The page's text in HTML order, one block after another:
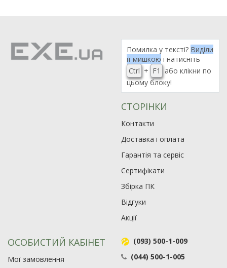
Помилка у тексті? Виділи
її мишкою і натисніть
Ctrl + F1
або клікни по
цьому блоку!
СТОРІНКИ
Контакти
Доставка і оплата
Гарантія та сервіс
Сертифікати
Збірка ПК
Відгуки
Акції
ОСОБИСТИЙ КАБІНЕТ
Мої замовлення
(093) 500-1-009
(044) 500-1-005